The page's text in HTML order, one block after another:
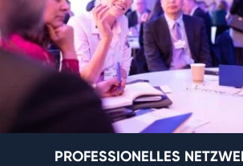
PROFESSIONELLES